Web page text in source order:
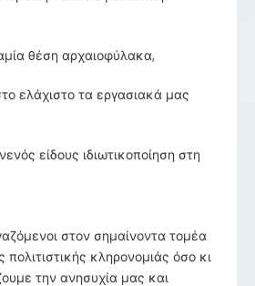
θέση αρχαιοφύλακα,
ελάχιστο τα εργασιακά μας
είδους ιδιωτικοποίηση στη
στον σημαίνοντα τομέα
κληρονομιάς όσο κι
την ανησυχία μας και